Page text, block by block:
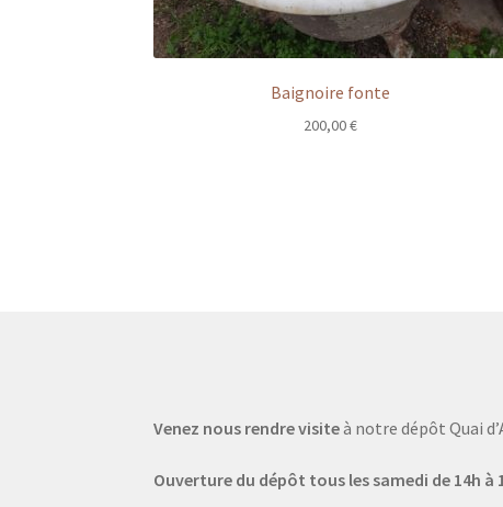
Baignoire fonte
200,00€
Venez nous rendre visiteà notre dépôt Quai
Ouverture du dépôt tous les samedi de 14h à